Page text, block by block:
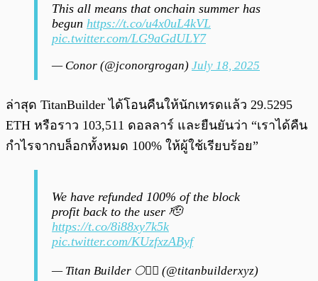
This all means that onchain summer has
begun https://t.co/u4x0uL4kVL
pic.twitter.com/LG9aGdULY7
— Conor (@jconorgrogan) July 18, 2025
ล่าสุด TitanBuilder ได้โอนคืนให้นักเทรดแล้ว 29.5295
ETH หรือราว 103,511 ดอลลาร์ และยืนยันว่า “เราได้คืน
กำไรจากบล็อกทั้งหมด 100% ให้ผู้ใช้เรียบร้อย”
We have refunded 100% of the block
profit back to the user 🫡
https://t.co/8i88xy7k5k
pic.twitter.com/KUzfxzAByf
— Titan Builder 🌕👷‍♂️ (@titanbuilderxyz)